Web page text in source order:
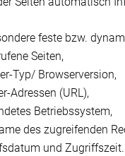
feste bzw.
Seiten,
Typ/ Browserversion,
Adressen (URL),
Betriebssystem,
des zugreifenden
und Zugriffszeit.